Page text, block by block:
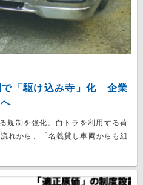
で「駆け込み寺」化 企業
規制を強化。白トラを利用する荷
れから、「名義貸し車両からも組